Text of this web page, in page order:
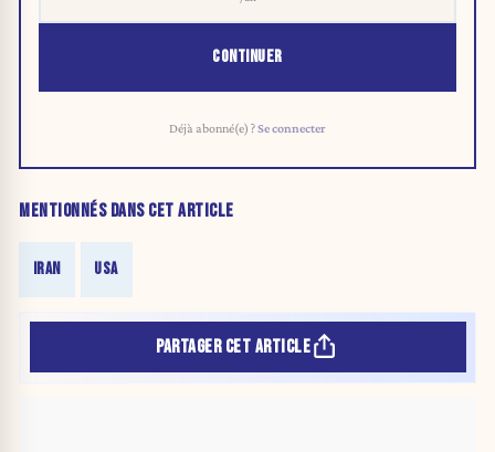
CONTINUER
Déjà abonné(e) ?Se connecter
MENTIONNÉS DANS CET ARTICLE
IRAN USA
PARTAGER CET ARTICLE